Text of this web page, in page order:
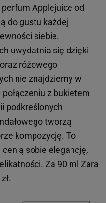
Applejuice od
do gustu każdej
siebie.
uwydatnia się dzięki
różowego
nie znajdziemy w
z bukietem
podkreślonych
tworzą
kompozycję. To
sobie elegancję,
Za 90 ml Zara